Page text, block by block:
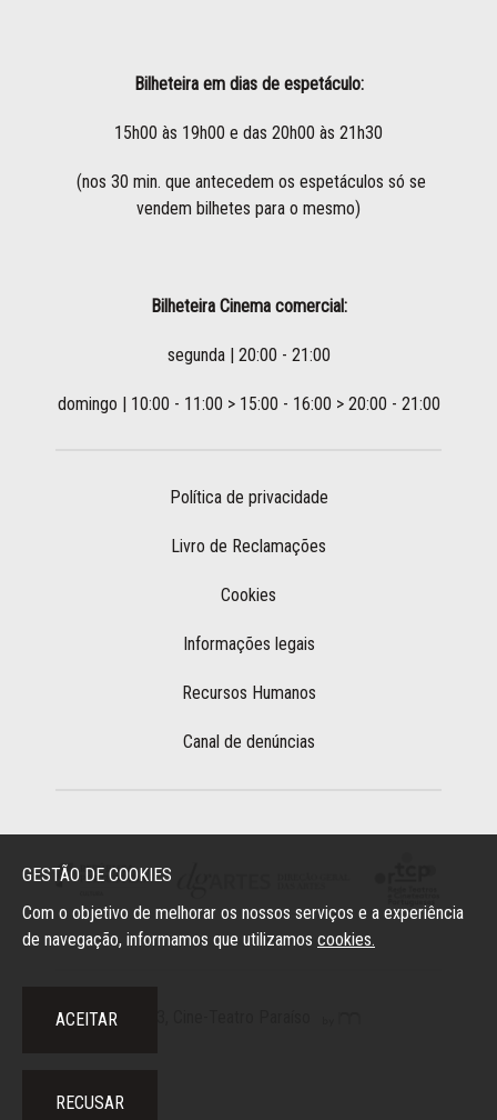
GESTÃO DE COOKIES
Com o objetivo de melhorar os nossos serviços e a experiência
de navegação, informamos que utilizamos cookies.
ACEITAR
RECUSAR
Bilheteira em dias de espetáculo:
15h00 às 19h00 e das 20h00 às 21h30
(nos 30 min. que antecedem os espetáculos só se
vendem bilhetes para o mesmo)
Bilheteira Cinema comercial:
segunda | 20:00 - 21:00
domingo | 10:00 - 11:00 > 15:00 - 16:00 > 20:00 - 21:00
Política de privacidade
Livro de Reclamações
Cookies
Informações legais
Recursos Humanos
Canal de denúncias